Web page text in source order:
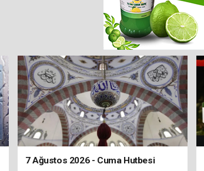
7 Ağustos 2026 - Cuma Hutbesi